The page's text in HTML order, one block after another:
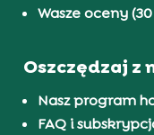
Wasze oceny
Oszczędzaj z
Nasz program
FAQ i